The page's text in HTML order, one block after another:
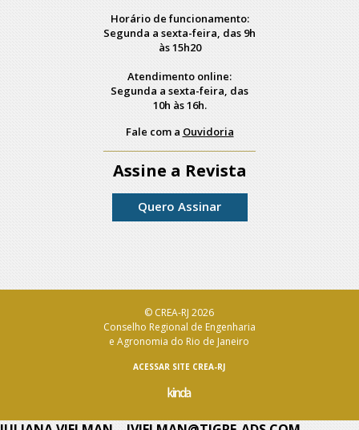
Horário de funcionamento:
Segunda a sexta-feira, das 9h
às 15h20
Atendimento online:
Segunda a sexta-feira, das
10h às 16h.
Fale com a Ouvidoria
Assine a Revista
Quero Assinar
© CREA-RJ 2026
Conselho Regional de Engenharia
e Agronomia do Rio de Janeiro
ACESSAR SITE CREA-RJ